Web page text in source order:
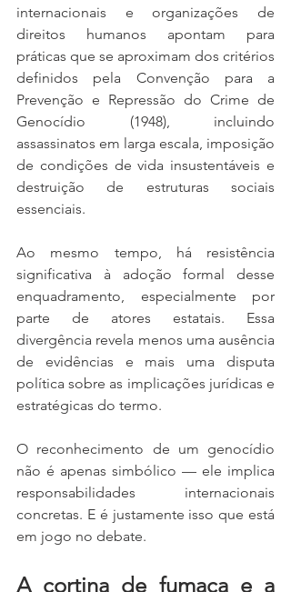
internacionais e organizações de
direitos humanos apontam para
práticas que se aproximam dos critérios
definidos pela Convenção para a
Prevenção e Repressão do Crime de
Genocídio (1948), incluindo
assassinatos em larga escala, imposição
de condições de vida insustentáveis e
destruição de estruturas sociais
essenciais.
Ao mesmo tempo, há resistência
significativa à adoção formal desse
enquadramento, especialmente por
parte de atores estatais. Essa
divergência revela menos uma ausência
de evidências e mais uma disputa
política sobre as implicações jurídicas e
estratégicas do termo.
O reconhecimento de um genocídio
não é apenas simbólico — ele implica
responsabilidades internacionais
concretas. E é justamente isso que está
em jogo no debate.
A cortina de fumaça e a